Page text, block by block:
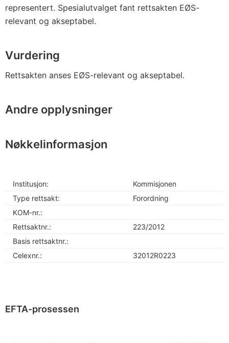
representert. Spesialutvalget fant rettsakten EØS-
relevant og akseptabel.
Vurdering
Rettsakten anses EØS-relevant og akseptabel.
Andre opplysninger
Nøkkelinformasjon
Institusjon:
Kommisjonen
Type rettsakt:
Forordning
KOM-nr.:
Rettsaktnr.:
223/2012
Basis rettsaktnr.:
Celexnr.:
32012R0223
EFTA-prosessen